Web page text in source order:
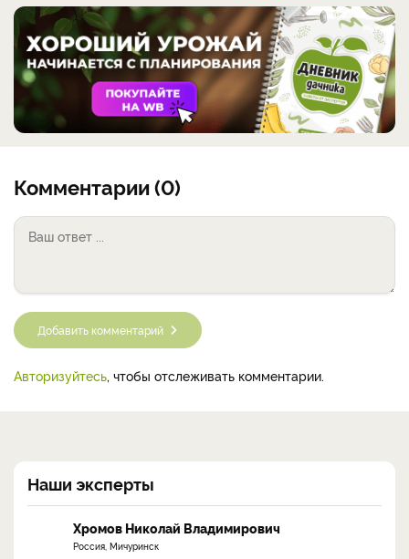
Комментарии (0)
Добавить комментарий
Авторизуйтесь, чтобы отслеживать комментарии.
Наши эксперты
Хромов Николай Владимирович
Россия, Мичуринск